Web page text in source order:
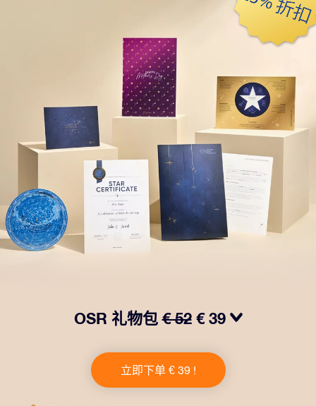
OSR 礼物包€ 52 € 39
一个精美的信封、寄往您的收货地址的个性化文档、电子
文件以及免费应用程序。这是一种向亲友赠送永恒礼物的
神奇方式。
立即下单 € 39 !